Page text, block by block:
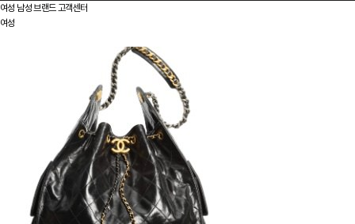
그
인
여성 남성 브랜드 고객센터
여성